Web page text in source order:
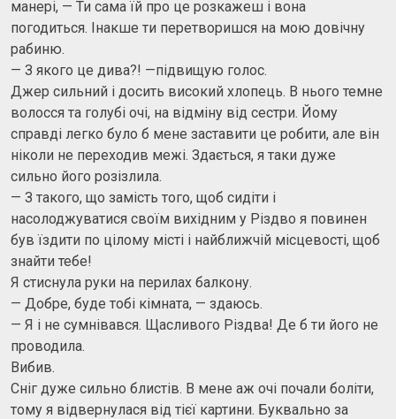
манері, — Ти сама їй про це розкажеш і вона
погодиться. Інакше ти перетворишся на мою довічну
рабиню.
— З якого це дива?! —підвищую голос.
Джер сильний і досить високий хлопець. В нього темне
волосся та голубі очі, на відміну від сестри. Йому
справді легко було б мене заставити це робити, але він
ніколи не переходив межі. Здається, я таки дуже
сильно його розізлила.
— З такого, що замість того, щоб сидіти і
насолоджуватися своїм вихідним у Різдво я повинен
був їздити по цілому місті і найближчій місцевості, щоб
знайти тебе!
Я стиснула руки на перилах балкону.
— Добре, буде тобі кімната, — здаюсь.
— Я і не сумнівався. Щасливого Різдва! Де б ти його не
проводила.
Вибив.
Сніг дуже сильно блистів. В мене аж очі почали боліти,
тому я відвернулася від тієї картини. Буквально за